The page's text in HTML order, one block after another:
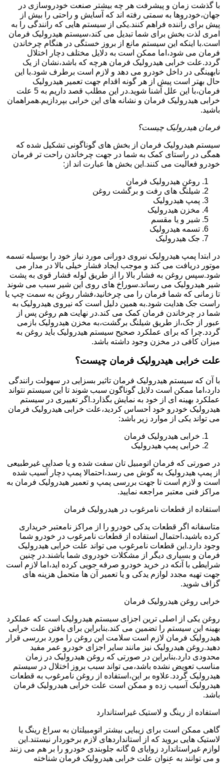
با گذشت زمان و پیشرفت هر چه بیشتر صنعت خودروسازی در
جهان،خودروها به سمتی رفته اند که آسایش و راحتی را بیش از
پیش برای راننده فراهم کنند.یکی از سیستم هایی که رانندگی را به
امری لذت بخش برای شما تبدیل می کند،سیستم هیدرولیک فرمان
است.با اینکه این سیستم مانع از بروز خستگی در هنگام چرخاندن
فرمان می شود،اما ممکن است به دلایل مختلف دچار اختلال
گردد.علت خرابی هیدرولیک فرمان هرچه که باشد،نشان از یک
نابهینگی در داخل خودرو می دهد و لازم است برطرف شود.با این
حال بهتر است پیش از هر گونه اقدام جهت تعمیر هیدرولیک
فرمان،با این علل آشنا شوید.در این مطلب قصد داریم به 5 علت
خرابی هیدرولیک فرمان و نشانه های این خرابی بپردازیم.همراهمان
باشید.
فرمان هیدرولیک چیست؟
سیستم هیدرولیک فرمان از بخش های گوناگونی تشکیل شده که
همگی در راستای کمک به شما در جهت چرخاندن راحت تر فرمان
خودرو فعالیت می کنند.این بخش ها عبارت اند از:
روغن هیدرولیک فرمان
شیلنگ های رفت و برگشت روغن
پمپ هیدرولیک
مخزن هیدرولیک
شیر و یا مقسم
تسمه هیدرولیک
جک هیدرولیک
در ابتدا پمپ هیدرولیک نیروی دورانی مورد نیاز خود را بوسیله تسمه
موتور دریافت می کند و موجب ایجاد فشار خیلی بالا در مدار می
شود.سپس روغن به فشار بالا را از طریق لوله فشار قوی به پشت
شیر هیدرولیک می رساند.سوراخ های روی این شیر سبب می شوند
تا زمانی که شما فرمان را می چرخانید،فشار روغن به سمت چپ یا
راست جک هدایت شود.به همین دلیل است که نیروی هیدرولیک به
شما در چرخاندن فرمان کمک می کند.در نهایت هم روغن پس از
عبور از جک،از طریق شیلنگ برگشت،به مخزن هیدرولیک بازمی
گردد.چرا که برای عملکرد صحیح سیستم هیدرولیک باید روغن به
میزان کافی در مخزن وجود داشته باشد.
علت خرابی هیدرولیک فرمان چیست؟
با آن که سیستم هیدرولیک فرمان تاثیر بسزایی در سهولت رانندگی
دارد،اما ممکن است دلایل گوناگون سبب شوند تا این سیستم نتواند
عملکرد بهینه ای از خود به نمایش بگذارد.اگر تغییری در سیستم
هیدرولیک خودرو خود احساس کردید،علت خرابی هیدرولیک فرمان
می تواند یکی از موارد زیر باشد:
خرابی هیدرولیک فرمان
خرابی پمپ هیدرولیک
در صورتی که فرمان اتومبیل تان سفت شده و یا صدایی غیرطبیعی
از پمپ هیدرولیک به گوش می رسد،احتمالا پمپ دچار آسیب شده
است و لازم است تا جهت بررسی پمپ و تعمیر هیدرولیک فرمان به
مراکز فنی معتبر مراجعه نمایید.
استفاده از قطعات نامرغوب در هیدرولیک فرمان
متاسفانه اگر قطعات یدکی خودرو را از مراکز نامعتبر خریداری
کرده باشید،احتمال استفاده از قطعات نامرغوب در خودرو شما
وجود دارد.این قطعات نامرغوب می تواند علت خرابی هیدرولیک
فرمان و بسیاری دیگر از مشکلات خودروی شما باشند.در چنین
شرایطی با آنکه در خرید خودرو صرفه جویی کرده اید،اما لازم است
جهت تهیه مجدد لوازم یدکی و یا تعمیر آن ها متحمل هزینه های
گزاف شوید.
خرابی روغن هیدرولیک فرمان
روغن یکی از اصلی ترین اجزای سیستم هیدرولیک است که عملکرد
بهینه این سیستم را تضمین می کند.بنابراین برای یافتن علت خرابی
هیدرولیک فرمان لازم است سلامت این روغن را مورد بررسی قرار
دهید.روغن هیدرولیک نیز مانند سایر اجزای خودرو عمر مفید
محدودی دارد.بنابراین در صورتی که روغن هیدرولیک در زمان
مناسب تعویض نشده باشد،می تواند سبب بروز اختلال در سیستم
هیدرولیک گردد.علاوه بر این،استفاده از روغن نامرغوب به قطعات
هیدرولیک آسیب زده و ممکن است علت خرابی هیدرولیک فرمان
باشد.
استفاده از رینگ و لاستیک غیراستاندارد
گاهی ممکن است برای زیبایی بیشتر اتومبیلتان به سراغ رینگ یا
لاستیک هایی بروید که از استانداردهای لازم برخوردار نیستند.این
لوازم غیراستاندارد زوایای ۵ گانه جلوبندی خودرو را بر هم می زنند
و می توانند به عنوان علت خرابی هیدرولیک فرمان شناخته